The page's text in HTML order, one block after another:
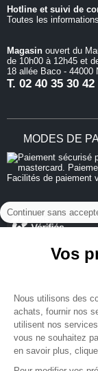
Continuer sans
Vos
Nous utilisons des
achats, fournir nos
utilisent nos
vous ne souhaitez
en savoir plus,
Hotline et suivi de
Toutes les
Magasin ouvert du
de 10h00 à 12h45 et
18 allée Baco - 44000
T. 02 40 35 30 42
MODES DE